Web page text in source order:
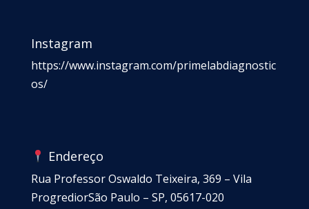
Instagram
https://www.instagram.com/primelabdiagnostic
os/
Endereço
Rua Professor Oswaldo Teixeira, 369 – Vila
ProgrediorSão Paulo – SP, 05617-020